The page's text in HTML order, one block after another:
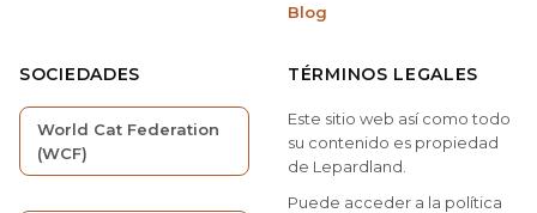
Blog
SOCIEDADES
World Cat Federation
(WCF)
TÉRMINOS LEGALES
Este sitio web así como todo
su contenido es propiedad
de Lepardland.
Puede acceder a la política